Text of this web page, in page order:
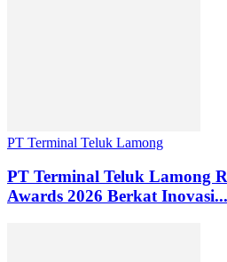
PT Terminal Teluk Lamong
PT Terminal Teluk Lamong
Awards 2026 Berkat Inovasi...